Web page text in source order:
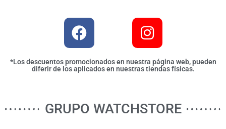
*Los descuentos promocionados en nuestra página web, pueden
diferir de los aplicados en nuestras tiendas físicas.
GRUPO WATCHSTORE